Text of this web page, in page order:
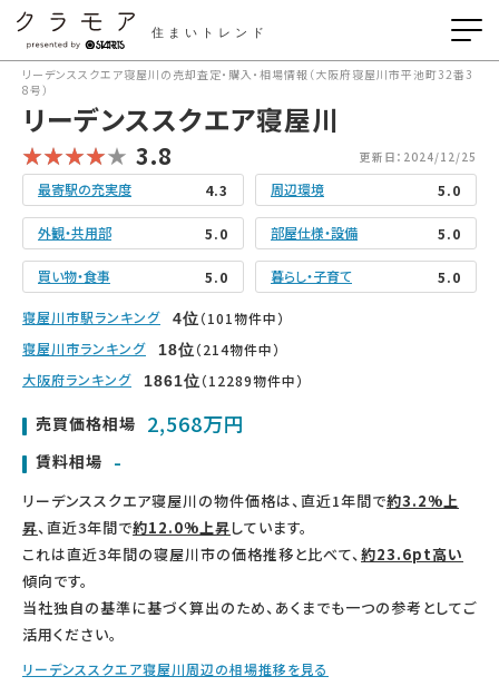
住まいトレンド
リーデンススクエア寝屋川の売却査定・購入・相場情報（大阪府寝屋川市平池町32番3
8号）
リーデンススクエア寝屋川
3.8 更新日：2024/12/25
最寄駅の充実度 4.3 周辺環境 5.0
外観・共用部 5.0 部屋仕様・設備 5.0
買い物・食事 5.0 暮らし・子育て 5.0
寝屋川市駅ランキング 4位（101物件中）
寝屋川市ランキング
18位（214物件中）
大阪府ランキング
1861位（12289物件中）
売買価格相場 2,568万円
賃料相場 -
リーデンススクエア寝屋川の物件価格は、直近1年間で約3.2%上
昇、直近3年間で約12.0%上昇しています。
これは直近3年間の寝屋川市の価格推移と比べて、約23.6pt高い
傾向です。
当社独自の基準に基づく算出のため、あくまでも一つの参考としてご
活用ください。
リーデンススクエア寝屋川周辺の相場推移を見る